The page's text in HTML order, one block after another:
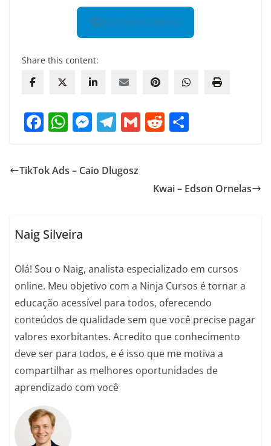
ACESSAR CURSO
Share this content:
F
c
e
o
W
at
s
p
M
ss
e
T
gr
G R
di
t
e
TikTok Ads – Caio Dlugosz
Kwai – Edson Ornelas
Naig Silveira
Olá! Sou o Naig, analista especializado em cursos
online. Meu objetivo com a Ninja Cursos é tornar a
educação acessível para todos, oferecendo
conteúdos de qualidade sem que você precise pagar
valores exorbitantes. Acredito que conhecimento
deve ser para todos, e é isso que me motiva a
compartilhar as melhores oportunidades de
aprendizado com você